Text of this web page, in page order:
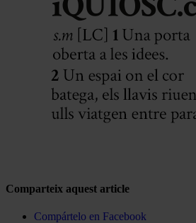
Comparteix aquest article
Compártelo en Facebook